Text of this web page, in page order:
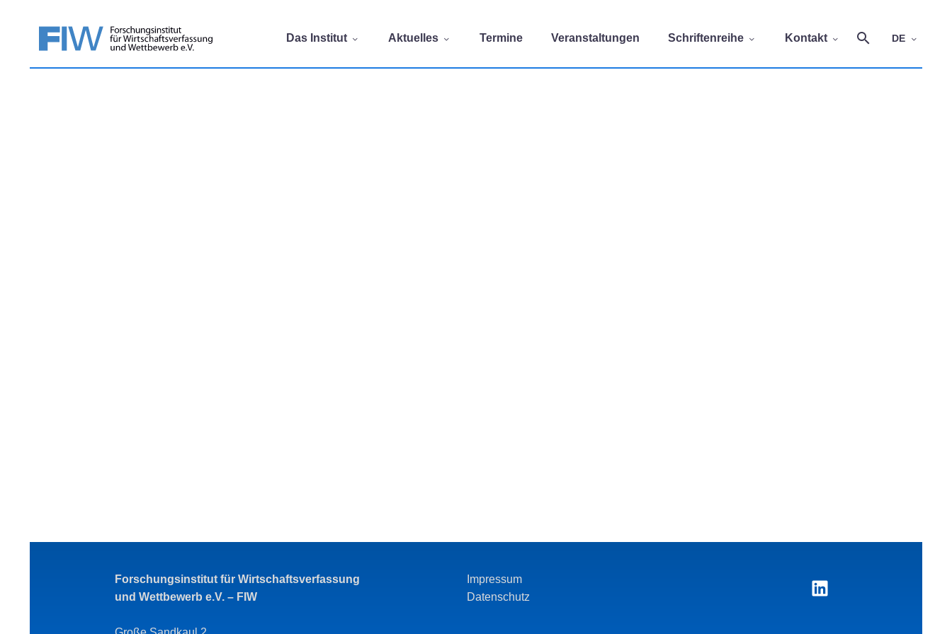
Das Institut Aktuelles Termine Veranstaltungen Schriftenreihe Kontakt DE
Forschungsinstitut für Wirtschaftsverfassung
und Wettbewerb e.V. – FIW
Impressum
Datenschutz